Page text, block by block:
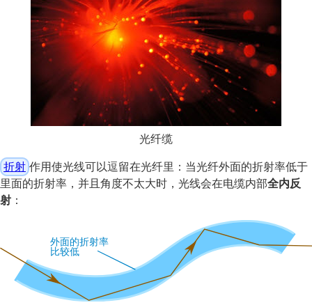
光纤缆
折射 作用使光线可以逗留在光纤里：当光纤外面的折射率低于
里面的折射率，并且角度不太大时，光线会在电缆内部全内反
射 ：